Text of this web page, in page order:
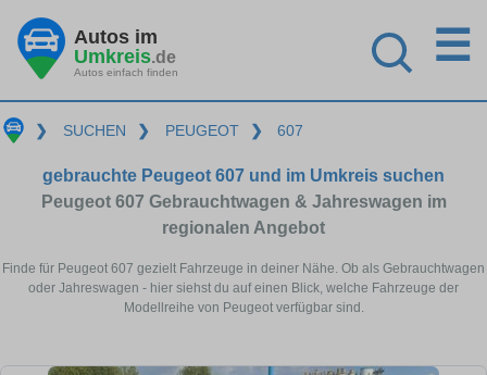
Autos im
Umkreis.de
Autos einfach finden
☰
❯ SUCHEN ❯ PEUGEOT ❯ 607
gebrauchte Peugeot 607 und im Umkreis suchen
Peugeot 607 Gebrauchtwagen & Jahreswagen im
regionalen Angebot
Finde für Peugeot 607 gezielt Fahrzeuge in deiner Nähe. Ob als Gebrauchtwagen
oder Jahreswagen - hier siehst du auf einen Blick, welche Fahrzeuge der
Modellreihe von Peugeot verfügbar sind.